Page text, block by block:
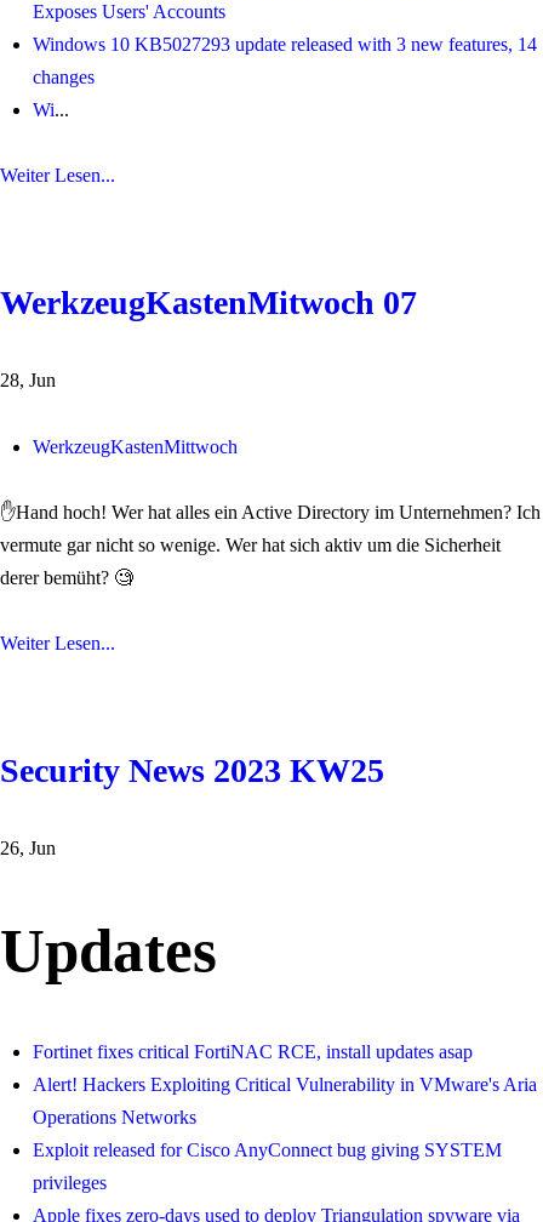
Exposes Users' Accounts
Windows 10 KB5027293 update released with 3 new features, 14
changes
Wi...
Weiter Lesen...
WerkzeugKastenMitwoch 07
28, Jun
WerkzeugKastenMittwoch
✋Hand hoch! Wer hat alles ein Active Directory im Unternehmen? Ich
vermute gar nicht so wenige. Wer hat sich aktiv um die Sicherheit
derer bemüht? 🧐
Weiter Lesen...
Security News 2023 KW25
26, Jun
Updates
Fortinet fixes critical FortiNAC RCE, install updates asap
Alert! Hackers Exploiting Critical Vulnerability in VMware's Aria
Operations Networks
Exploit released for Cisco AnyConnect bug giving SYSTEM
privileges
Apple fixes zero-days used to deploy Triangulation spyware via